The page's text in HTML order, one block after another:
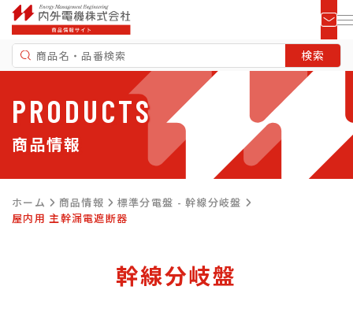
PRODUCTS
商品情報
ホーム 商品情報
標準分電盤 - 幹線分岐盤
屋内用 主幹漏電遮断器
幹線分岐盤